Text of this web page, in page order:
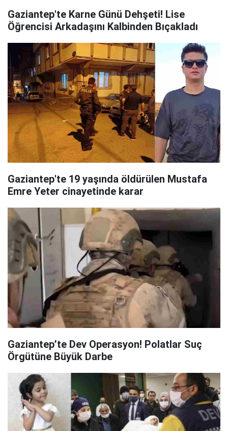
Gaziantep'te Karne Günü Dehşeti! Lise
Öğrencisi Arkadaşını Kalbinden Bıçakladı
Gaziantep'te 19 yaşında öldürülen Mustafa
Emre Yeter cinayetinde karar
Gaziantep’te Dev Operasyon! Polatlar Suç
Örgütüne Büyük Darbe